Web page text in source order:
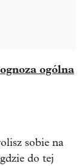
ogólna
sobie na
do tej